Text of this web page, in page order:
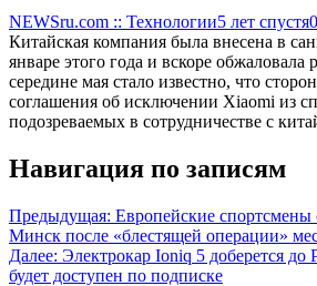
NEWSru.com :: Технологии5 лет спустя0
Китайская компания была внесена в
январе этого года и вскоре обжаловала
середине мая стало известно, что
соглашения об исключении Xiaomi из
подозреваемых в сотрудничестве с
Навигация по записям
Предыдущая: Европейские спортсмены
Минск после «блестящей операции»
Далее: Электрокар Ioniq 5 доберется до
будет доступен по подписке